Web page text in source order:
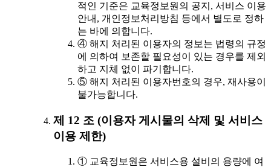
적인 기준은 교육정보원의 공지, 서비스 이용
안내, 개인정보처리방침 등에서 별도로 정하
는 바에 의합니다.
④ 해지 처리된 이용자의 정보는 법령의 규정
에 의하여 보존할 필요성이 있는 경우를 제외
하고 지체 없이 파기합니다.
⑤ 해지 처리된 이용자번호의 경우, 재사용이
불가능합니다.
제 12 조 (이용자 게시물의 삭제 및 서비스
이용 제한)
① 교육정보원은 서비스용 설비의 용량에 여